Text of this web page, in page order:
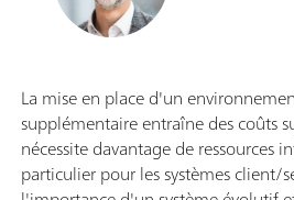
La mise en place d'un
supplémentaire entraîne des coûts
nécessite davantage de ressources
particulier pour les systèmes client/